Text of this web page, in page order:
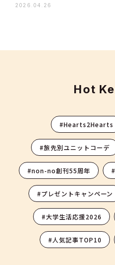
2026.04.26
Hot
#Hearts2Hearts
#旅先別ユニットコーデ
#non-no創刊55周年
#プレゼントキャンペーン
#大学生活応援2026
#人気記事TOP10